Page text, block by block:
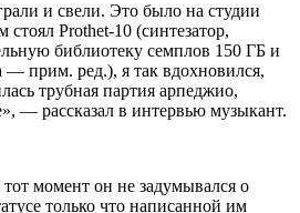
и свели. Это было на студии
Prothet-10 (синтезатор,
библиотеку семплов 150 ГБ и
— прим. ред.), я так вдохновился,
трубная партия арпеджио,
— рассказал в интервью музыкант.
момент он не задумывался о
только что написанной им